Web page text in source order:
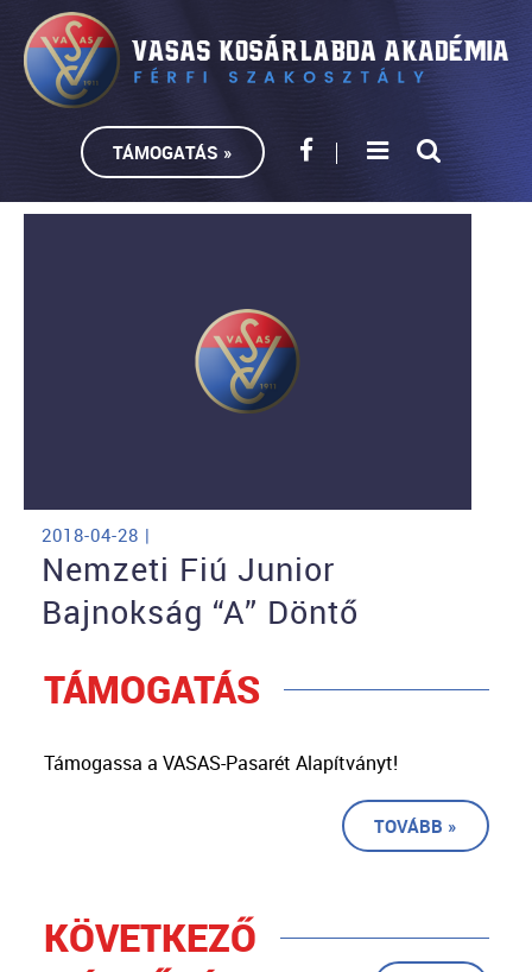
TÁMOGATÁS »
2018-04-28 |
Nemzeti Fiú Junior
Bajnokság “A” Döntő
TÁMOGATÁS
Támogassa a VASAS-Pasarét Alapítványt!
TOVÁBB »
KÖVETKEZŐ